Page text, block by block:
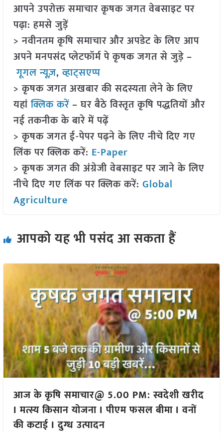
आपने उपरोक्त समाचार कृषक जगत वेबसाइट पर
पढ़ा: हमसे जुड़ें
> नवीनतम कृषि समाचार और अपडेट के लिए आप
अपने मनपसंद प्लेटफॉर्म पे कृषक जगत से जुड़े –
गूगल न्यूज़,व्हाट्सएप्प
> कृषक जगत अखबार की सदस्यता लेने के लिए
यहांक्लिक करें– घर बैठे विस्तृत कृषि पद्धतियों और
नई तकनीक के बारे में पढ़ें
> कृषक जगत ई-पेपर पढ़ने के लिए नीचे दिए गए
लिंक पर क्लिक करें: E-Paper
> कृषक जगत की अंग्रेजी वेबसाइट पर जाने के लिए
नीचे दिए गए लिंक पर क्लिक करें: Global
Agriculture
आपको यह भी पसंद आ सकता हैं
आज के कृषि समाचार@ 5.00 PM: स्वदेशी खरीद
I मत्स्य किसान योजना I पीएम फसल बीमा I वनों
की कटाई I दुग्ध उत्पादन